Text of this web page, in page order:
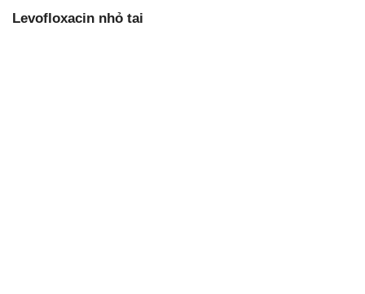
Levofloxacin nhỏ tai